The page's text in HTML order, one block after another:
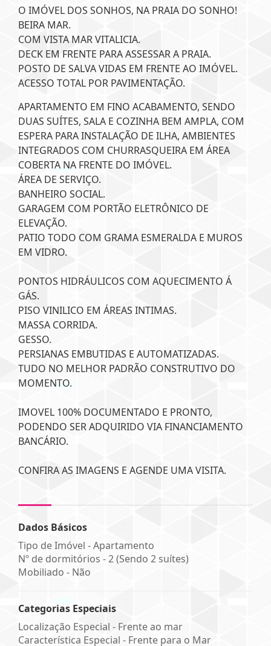
O IMÓVEL DOS SONHOS, NA PRAIA DO SONHO!
BEIRA MAR.
COM VISTA MAR VITALICIA.
DECK EM FRENTE PARA ASSESSAR A PRAIA.
POSTO DE SALVA VIDAS EM FRENTE AO IMÓVEL.
ACESSO TOTAL POR PAVIMENTAÇÃO.
APARTAMENTO EM FINO ACABAMENTO, SENDO
DUAS SUÍTES, SALA E COZINHA BEM AMPLA, COM
ESPERA PARA INSTALAÇÃO DE ILHA, AMBIENTES
INTEGRADOS COM CHURRASQUEIRA EM ÁREA
COBERTA NA FRENTE DO IMÓVEL.
ÁREA DE SERVIÇO.
BANHEIRO SOCIAL.
GARAGEM COM PORTÃO ELETRÔNICO DE
ELEVAÇÃO.
PATIO TODO COM GRAMA ESMERALDA E MUROS
EM VIDRO.
PONTOS HIDRÁULICOS COM AQUECIMENTO Á
GÁS.
PISO VINILICO EM ÁREAS INTIMAS.
MASSA CORRIDA.
GESSO.
PERSIANAS EMBUTIDAS E AUTOMATIZADAS.
TUDO NO MELHOR PADRÃO CONSTRUTIVO DO
MOMENTO.
IMOVEL 100% DOCUMENTADO E PRONTO,
PODENDO SER ADQUIRIDO VIA FINANCIAMENTO
BANCÁRIO.
CONFIRA AS IMAGENS E AGENDE UMA VISITA.
Dados Básicos
Tipo de Imóvel - Apartamento
Nº de dormitórios - 2 (Sendo 2 suítes)
Mobiliado - Não
Categorias Especiais
Localização Especial - Frente ao mar
Característica Especial - Frente para o Mar